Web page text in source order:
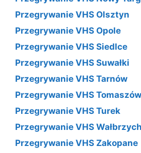
Przegrywanie VHS Olsztyn
Przegrywanie VHS Opole
Przegrywanie VHS Siedlce
Przegrywanie VHS Suwałki
Przegrywanie VHS Tarnów
Przegrywanie VHS
Przegrywanie VHS Turek
Przegrywanie VHS Wałbrzych
Przegrywanie VHS Zakopane